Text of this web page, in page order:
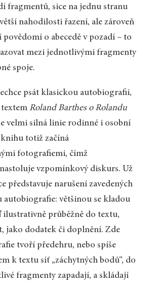
fragmentů, sice na jednu stranu
nahodilosti řazení, ale zároveň
povědomí o abecedě v pozadí – to
mezi jednotlivými fragmenty
spoje.
psát klasickou autobiografii,
textem Roland Barthes o Rolandu
velmi silná linie rodinné i osobní
totiž začíná
fotografiemi, čímž
vzpomínkový diskurs. Už
představuje narušení zavedených
autobiografie: většinou se kladou
průběžně do textu,
jako dodatek či doplnění. Zde
tvoří předehru, nebo spíše
k textu síť „záchytných bodů“, do
fragmenty zapadají, a skládají